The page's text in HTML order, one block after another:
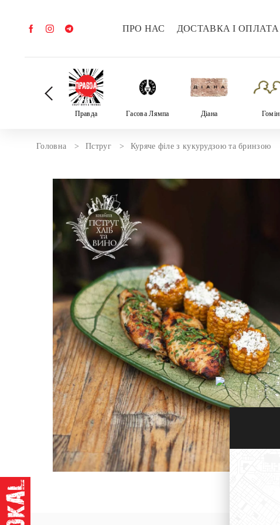
ПРО НАС ДОСТАВКА І ОПЛАТА
Правда Гасова Лямпа Діана Гомін
Головна Пструг Куряче філе з кукурудзою та бринзою